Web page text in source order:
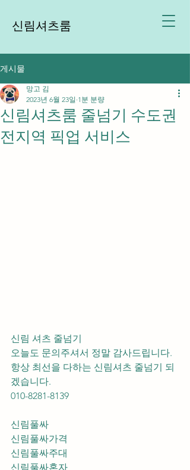
신림셔츠룸
게시물
신림셔츠룸 줄넘기 수도권
전지역 픽업 서비스
망고 김
2023년 6월 23일 1분 분량
신림 셔츠 줄넘기
오늘도 문의주셔서 정말 감사드립니다.
항상 최선을 다하는 신림셔츠 줄넘기 되
겠습니다.
010-8281-8139
신림풀싸
신림풀싸가격
신림풀싸주대
신림풀싸혼자